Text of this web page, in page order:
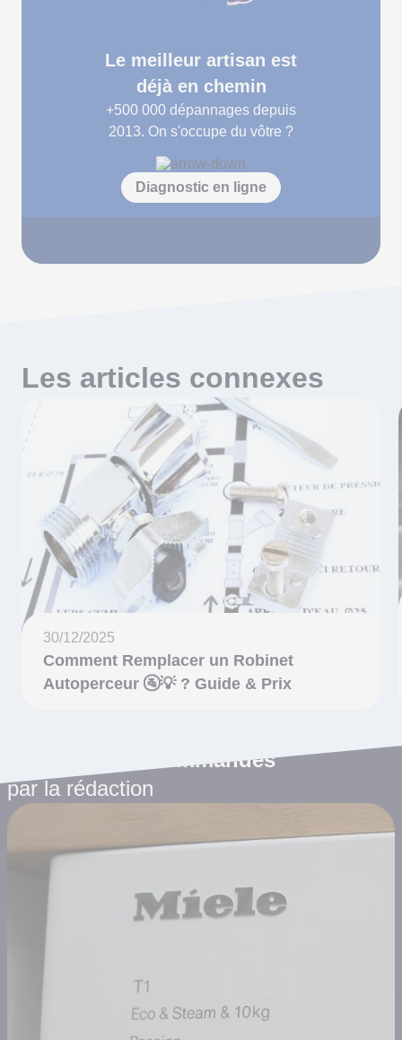
Le meilleur artisan est
déjà en chemin
+500 000 dépannages depuis
2013. On s'occupe du vôtre ?
Diagnostic en ligne
Les articles connexes
30/12/2025
Comment Remplacer un Robinet
Autoperceur 🚰💡 ? Guide & Prix
Les articles recommandés
par la rédaction